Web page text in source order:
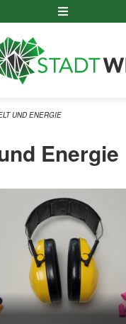
UND ENERGIE
Energie